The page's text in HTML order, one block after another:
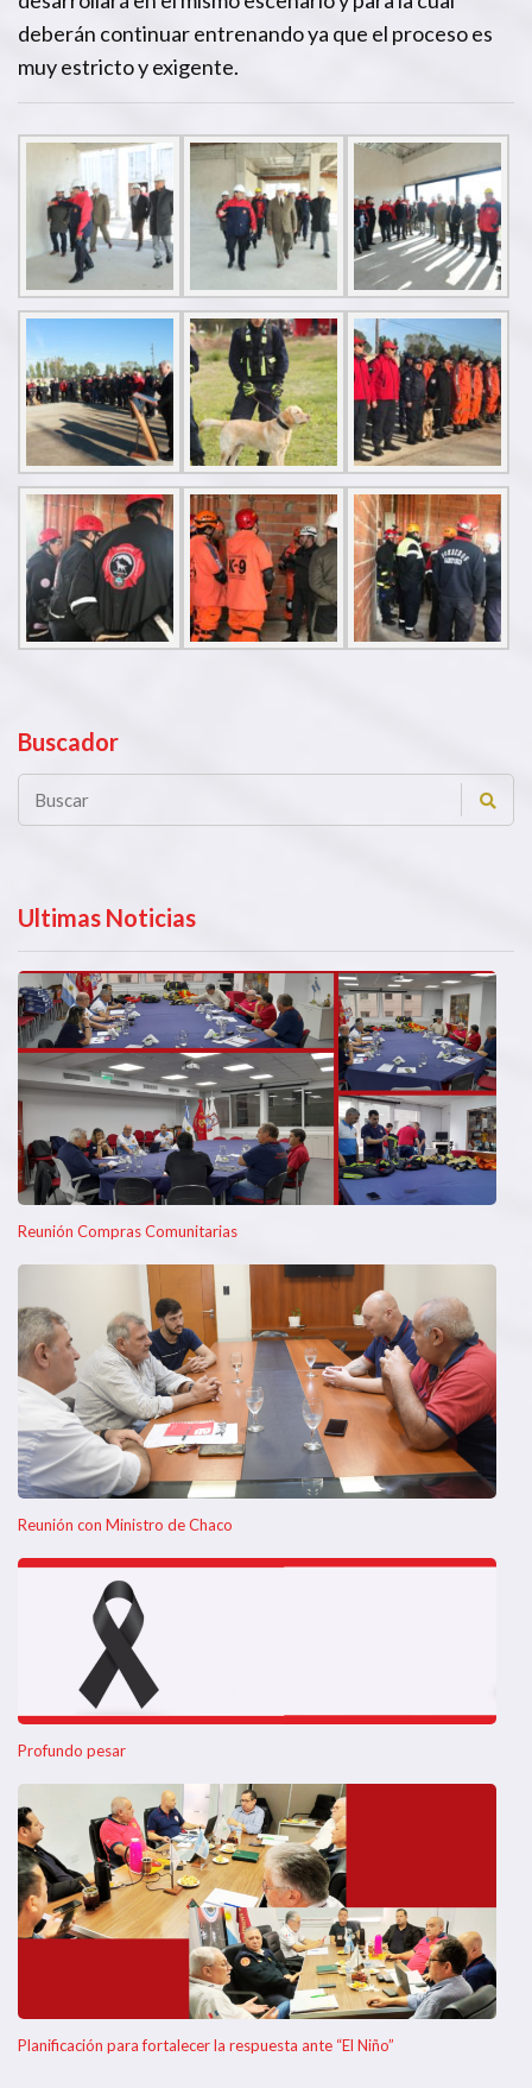
deberán continuar entrenando ya que el proceso es
muy estricto y exigente.
Buscador
Ultimas Noticias
Reunión Compras Comunitarias
Reunión con Ministro de Chaco
Profundo pesar
Planificación para fortalecer la respuesta ante “El Niño”